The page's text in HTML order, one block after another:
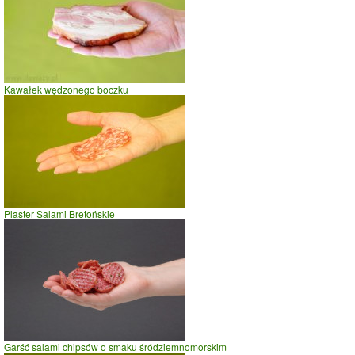
0.0
prowadzenie samochodu
Kawałek wędzonego boczku
Plaster Salami Bretońskie
Garść salami chipsów o smaku śródziemnomorskim